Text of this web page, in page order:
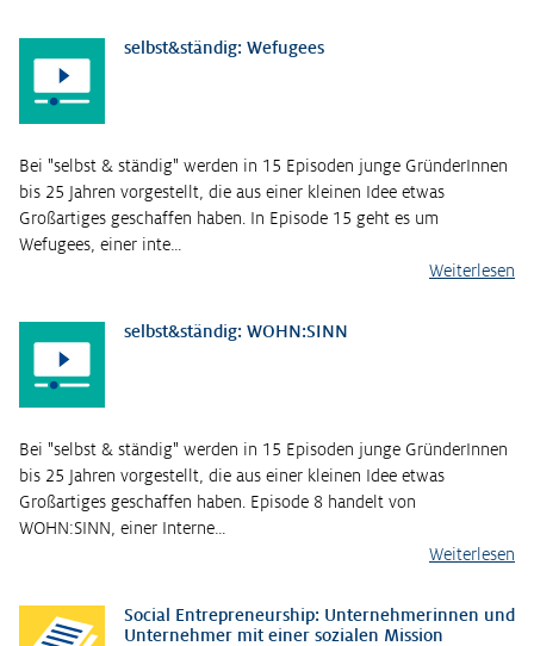
selbst&ständig: Wefugees
Bei "selbst & ständig" werden in 15 Episoden junge GründerInnen
bis 25 Jahren vorgestellt, die aus einer kleinen Idee etwas
Großartiges geschaffen haben. In Episode 15 geht es um
Wefugees, einer inte…
Weiterlesen
selbst&ständig: WOHN:SINN
Bei "selbst & ständig" werden in 15 Episoden junge GründerInnen
bis 25 Jahren vorgestellt, die aus einer kleinen Idee etwas
Großartiges geschaffen haben. Episode 8 handelt von
WOHN:SINN, einer Interne…
Weiterlesen
Social Entrepreneurship: Unternehmerinnen und
Unternehmer mit einer sozialen Mission